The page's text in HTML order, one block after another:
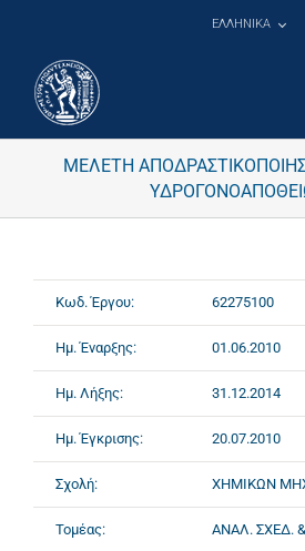
ΕΛΛΗΝΙΚΑ
ΜΕΛΕΤΗ
Κωδ. Έργου: 62275100
Ημ. Έναρξης: 01.06.2010
Ημ. Λήξης: 31.12.2014
Ημ. Έγκρισης: 20.07.2010
Σχολή: ΧΗΜΙΚΩΝ
Τομέας: ΑΝΑΛ. ΣΧΕΔ.